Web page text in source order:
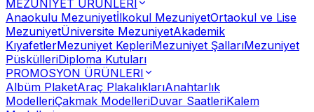
MEZUNIYET ÜRÜNLERI
Anaokulu Mezuniyetİlkokul MezuniyetOrtaokul ve Lise
MezuniyetÜniversite MezuniyetAkademik
KıyafetlerMezuniyet KepleriMezuniyet ŞallarıMezuniyet
PüskülleriDiploma Kutuları
PROMOSYON ÜRÜNLERI
Albüm PlaketAraç PlakalıklarıAnahtarlık
ModelleriÇakmak ModelleriDuvar SaatleriKalem